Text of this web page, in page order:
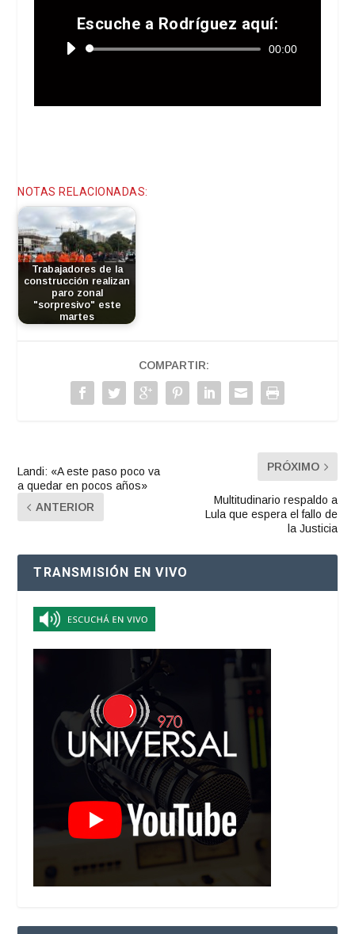
Escuche a Rodríguez aquí:
Reproductor
00:00
NOTAS RELACIONADAS:
Trabajadores de la
construcción realizan
paro zonal
"sorpresivo" este
martes
COMPARTIR:
Landi: «A este paso poco va
a quedar en pocos años»
ANTERIOR
PRÓXIMO
Multitudinario respaldo a
Lula que espera el fallo de
la Justicia
TRANSMISIÓN EN VIVO